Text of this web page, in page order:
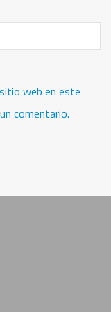
web en este
comentario.